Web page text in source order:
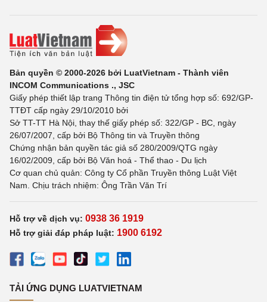
Bản quyền © 2000-2026 bởi LuatVietnam - Thành viên
INCOM Communications ., JSC
Giấy phép thiết lập trang Thông tin điện tử tổng hợp số: 692/GP-
TTĐT cấp ngày 29/10/2010 bởi
Sở TT-TT Hà Nội, thay thế giấy phép số: 322/GP - BC, ngày
26/07/2007, cấp bởi Bộ Thông tin và Truyền thông
Chứng nhận bản quyền tác giả số 280/2009/QTG ngày
16/02/2009, cấp bởi Bộ Văn hoá - Thể thao - Du lịch
Cơ quan chủ quản: Công ty Cổ phần Truyền thông Luật Việt
Nam. Chịu trách nhiệm: Ông Trần Văn Trí
Hỗ trợ về dịch vụ: 0938 36 1919
Hỗ trợ giải đáp pháp luật: 1900 6192
TẢI ỨNG DỤNG LUATVIETNAM